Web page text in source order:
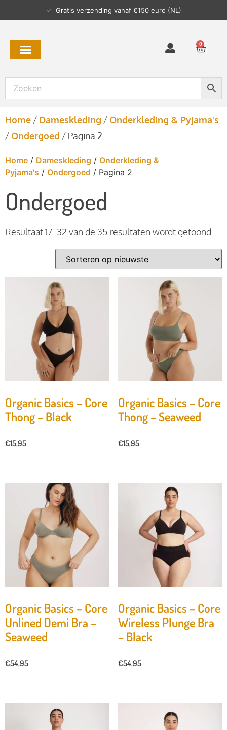
euro (NL) ✓Verzonden binnen 2-4
0
Home / Dameskleding /Onderkleding & Pyjama's
/Ondergoed / Pagina 2
Home / Dameskleding / Onderkleding &
Pyjama's / Ondergoed / Pagina 2
Ondergoed
Resultaat 17–32 van de 35 resultaten wordt getoond
Organic Basics – Core
Thong – Black
€15,95
Organic Basics – Core
Thong – Seaweed
€15,95
Organic Basics – Core
Unlined Demi Bra –
Seaweed
€54,95
Organic Basics – Core
Wireless Plunge Bra
– Black
€54,95